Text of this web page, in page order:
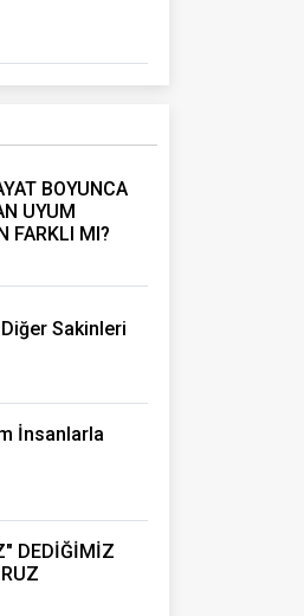
BOYUNCA
UYUM
FARKLI MI?
Sakinleri
İnsanlarla
DEDİĞİMİZ